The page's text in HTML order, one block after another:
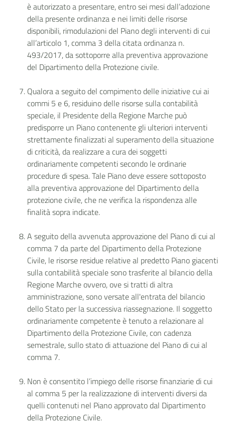
è autorizzato a presentare, entro sei mesi dall’adozione
della presente ordinanza e nei limiti delle risorse
disponibili, rimodulazioni del Piano degli interventi di cui
all’articolo 1, comma 3 della citata ordinanza n.
493/2017, da sottoporre alla preventiva approvazione
del Dipartimento della Protezione civile.
Qualora a seguito del compimento delle iniziative cui ai
commi 5 e 6, residuino delle risorse sulla contabilità
speciale, il Presidente della Regione Marche può
predisporre un Piano contenente gli ulteriori interventi
strettamente finalizzati al superamento della situazione
di criticità, da realizzare a cura dei soggetti
ordinariamente competenti secondo le ordinarie
procedure di spesa. Tale Piano deve essere sottoposto
alla preventiva approvazione del Dipartimento della
protezione civile, che ne verifica la rispondenza alle
finalità sopra indicate.
A seguito della avvenuta approvazione del Piano di cui al
comma 7 da parte del Dipartimento della Protezione
Civile, le risorse residue relative al predetto Piano giacenti
sulla contabilità speciale sono trasferite al bilancio della
Regione Marche ovvero, ove si tratti di altra
amministrazione, sono versate all'entrata del bilancio
dello Stato per la successiva riassegnazione. Il soggetto
ordinariamente competente è tenuto a relazionare al
Dipartimento della Protezione Civile, con cadenza
semestrale, sullo stato di attuazione del Piano di cui al
comma 7.
Non è consentito l’impiego delle risorse finanziarie di cui
al comma 5 per la realizzazione di interventi diversi da
quelli contenuti nel Piano approvato dal Dipartimento
della Protezione Civile.